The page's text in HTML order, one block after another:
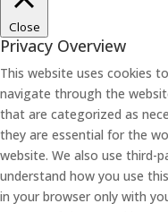
Close
Privacy Overview
This website uses cookies
navigate through the
that are categorized as
they are essential for the
website. We also use third-
understand how you use
in your browser only with